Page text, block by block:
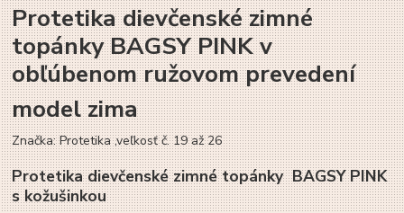
Protetika dievčenské zimné
topánky BAGSY PINK v
obľúbenom ružovom prevedení
model zima
Značka: Protetika,veľkosť č. 19 až 26
Protetika dievčenské zimné topánky BAGSY PINK
s kožušinkou